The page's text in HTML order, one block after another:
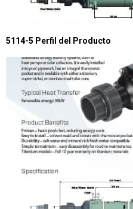
5114-5 Perfil del Producto